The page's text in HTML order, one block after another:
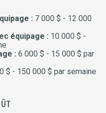
: 7 000 $ - 12 000
équipage : 10 000 $ -
: 6 000 $ - 15 000 $ par
$ - 150 000 $ par semaine